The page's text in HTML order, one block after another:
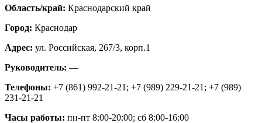
Область/край: Краснодарский край
Город: Краснодар
Адрес: ул. Российская, 267/3, корп.1
Руководитель: —
Телефоны: +7 (861) 992-21-21; +7 (989) 229-21-21; +7 (989)
231-21-21
Часы работы: пн-пт 8:00-20:00; сб 8:00-16:00